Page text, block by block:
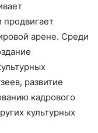
продвигает
арене. Среди
развитие
кадрового
культурных